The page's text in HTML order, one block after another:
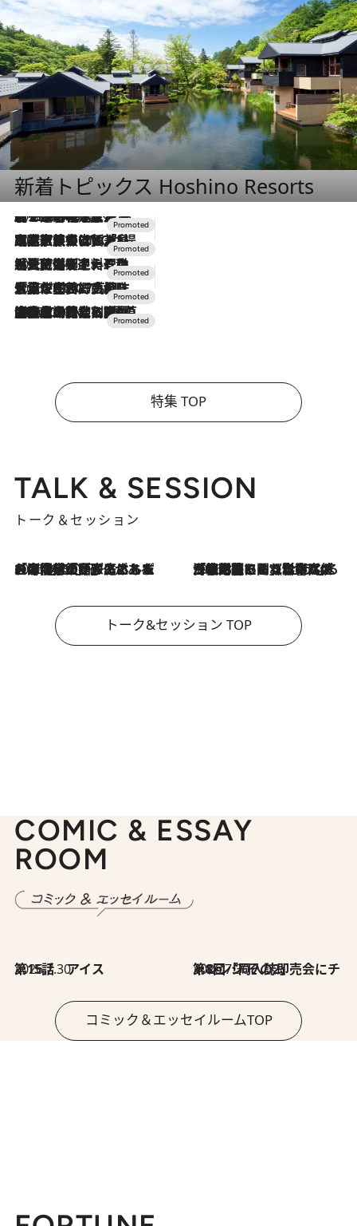
新着トピックス Hoshino Resorts
2026.8.7
【トンボの足水浴】ヒノキの香りに包まれて涼感マックス！約13℃の湧水かけ流しを避暑地「星野温泉 トンボの湯」で体験
2026.7.31
【ホテル帰省】という選択肢をOMOが提案。家族とほどよい距離を保つには「昼は実家、夜は気兼ねなくホテルで！」
2026.7.24
【夏限定ディナーコース】旬を迎える稚鮎や花ズッキーニなどをイタリア・トスカーナの郷土料理の手法で満喫！
2026.7.17
「土佐和ハーブかき氷」がOMO7高知に登場！生姜、山椒、大葉など目にも舌にも涼を呼ぶ郷土の味
2026.7.10
NEW OPEN！【界 草津】名湯の地に誕生。趣の異なる2種の温泉と上州ならではの会席・蕎麦割烹など美食を味わう究極の癒やし旅
特集 TOP
TALK & SESSION
トーク＆セッション
2026.8.3
「今後値上げがあるとすれば…」「リスクがあるのは今年の冬」エネルギー専門家が語る、ホルムズ海峡封鎖が家庭にもたらす“ある心配” 2026.8.3
「住宅建てられない…」「サーチャージ料の高値が続いている」ホルムズ海峡封鎖による影響はいつまで続く？《エネルギー専門家に聞く“どうなる日本の暮らし”》
トーク&セッション TOP
COMIC & ESSAY
ROOM
2026.7.30
第15話 アイス 2026.7.30
第8回「同人誌即売会にチャレンジ その2」
コミック＆エッセイルームTOP